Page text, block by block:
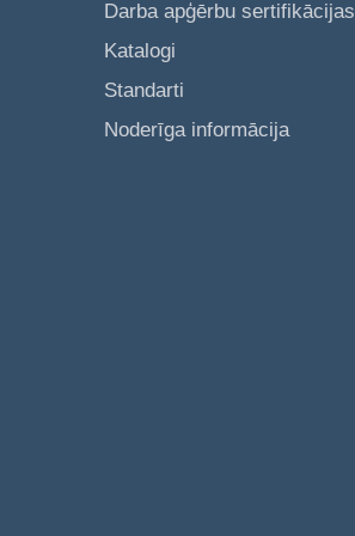
Darba apģērbu sertifikācijas
Katalogi
Standarti
Noderīga informācija